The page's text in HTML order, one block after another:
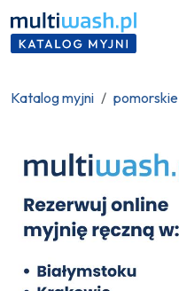
Katalog myjni pomorskie